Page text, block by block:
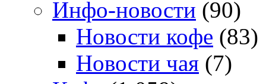
Инфо-новости (90)
Новости кофе (83)
Новости чая (7)